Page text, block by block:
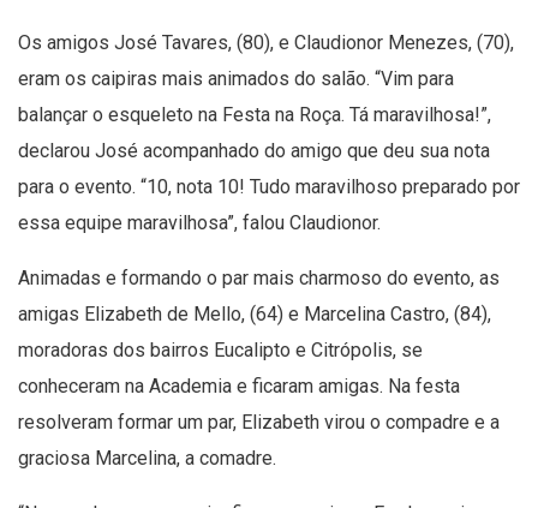
Os amigos José Tavares, (80), e Claudionor Menezes, (70),
eram os caipiras mais animados do salão. “Vim para
balançar o esqueleto na Festa na Roça. Tá maravilhosa!”,
declarou José acompanhado do amigo que deu sua nota
para o evento. “10, nota 10! Tudo maravilhoso preparado por
essa equipe maravilhosa”, falou Claudionor.
Animadas e formando o par mais charmoso do evento, as
amigas Elizabeth de Mello, (64) e Marcelina Castro, (84),
moradoras dos bairros Eucalipto e Citrópolis, se
conheceram na Academia e ficaram amigas. Na festa
resolveram formar um par, Elizabeth virou o compadre e a
graciosa Marcelina, a comadre.